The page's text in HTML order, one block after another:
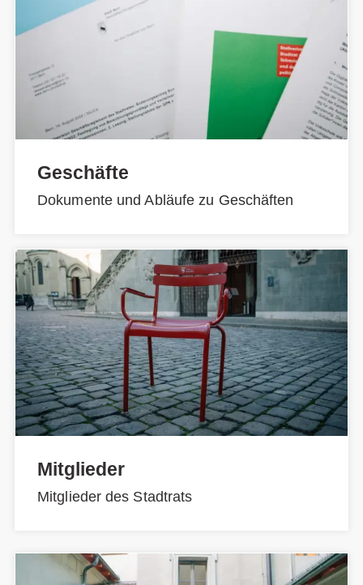
Geschäfte
Dokumente und Abläufe zu Geschäften
Mitglieder
Mitglieder des Stadtrats